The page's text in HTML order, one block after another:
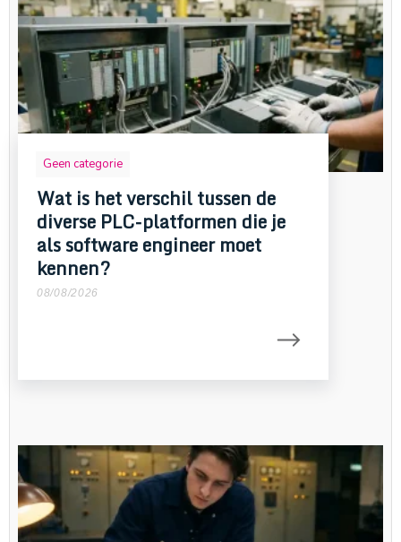
Geen categorie
Wat is het verschil tussen de
diverse PLC-platformen die je
als software engineer moet
kennen?
08/08/2026